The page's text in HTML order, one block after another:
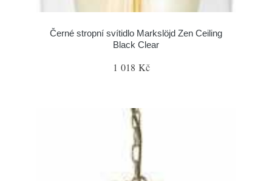
Černé stropní svítidlo Markslöjd Zen Ceiling
Black Clear
1 018 Kč